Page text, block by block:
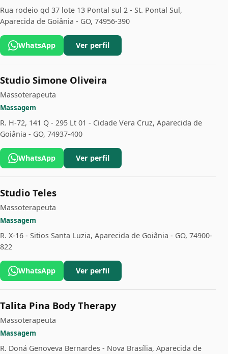
Rua rodeio qd 37 lote 13 Pontal sul 2 - St. Pontal Sul,
Aparecida de Goiânia - GO, 74956-390
WhatsApp Ver perfil
Studio Simone Oliveira
Massoterapeuta
Massagem
R. H-72, 141 Q - 295 Lt 01 - Cidade Vera Cruz, Aparecida de
Goiânia - GO, 74937-400
WhatsApp Ver perfil
Studio Teles
Massoterapeuta
Massagem
R. X-16 - Sitios Santa Luzia, Aparecida de Goiânia - GO, 74900-
822
WhatsApp Ver perfil
Talita Pina Body Therapy
Massoterapeuta
Massagem
R. Doná Genoveva Bernardes - Nova Brasília, Aparecida de